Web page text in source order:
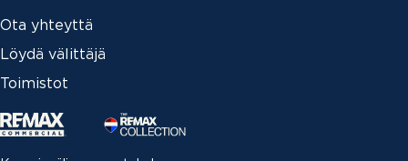
Ota yhteyttä
Löydä välittäjä
Toimistot